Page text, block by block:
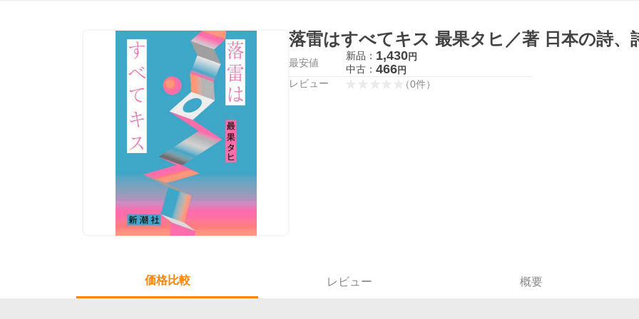
落雷はすべてキス 最果タヒ／著 日本の詩、
最安値
新品： 1,430円
中古： 466円
レビュー （0件）
価格比較 レビュー 概要